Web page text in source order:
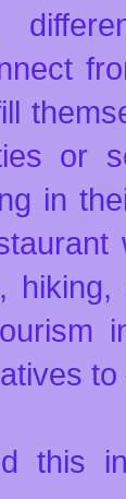
or
in
hiking,
this